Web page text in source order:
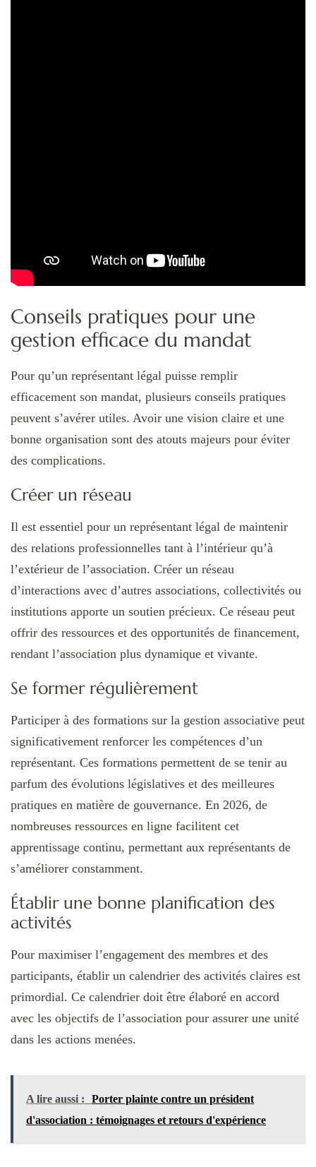
Conseils pratiques pour une
gestion efficace du mandat
Pour qu’un représentant légal puisse remplir
efficacement son mandat, plusieurs conseils pratiques
peuvent s’avérer utiles. Avoir une vision claire et une
bonne organisation sont des atouts majeurs pour éviter
des complications.
Créer un réseau
Il est essentiel pour un représentant légal de maintenir
des relations professionnelles tant à l’intérieur qu’à
l’extérieur de l’association. Créer un réseau
d’interactions avec d’autres associations, collectivités ou
institutions apporte un soutien précieux. Ce réseau peut
offrir des ressources et des opportunités de financement,
rendant l’association plus dynamique et vivante.
Se former régulièrement
Participer à des formations sur la gestion associative peut
significativement renforcer les compétences d’un
représentant. Ces formations permettent de se tenir au
parfum des évolutions législatives et des meilleures
pratiques en matière de gouvernance. En 2026, de
nombreuses ressources en ligne facilitent cet
apprentissage continu, permettant aux représentants de
s’améliorer constamment.
Établir une bonne planification des
activités
Pour maximiser l’engagement des membres et des
participants, établir un calendrier des activités claires est
primordial. Ce calendrier doit être élaboré en accord
avec les objectifs de l’association pour assurer une unité
dans les actions menées.
A lire aussi :
Porter plainte contre un président
d'association : témoignages et retours d'expérience